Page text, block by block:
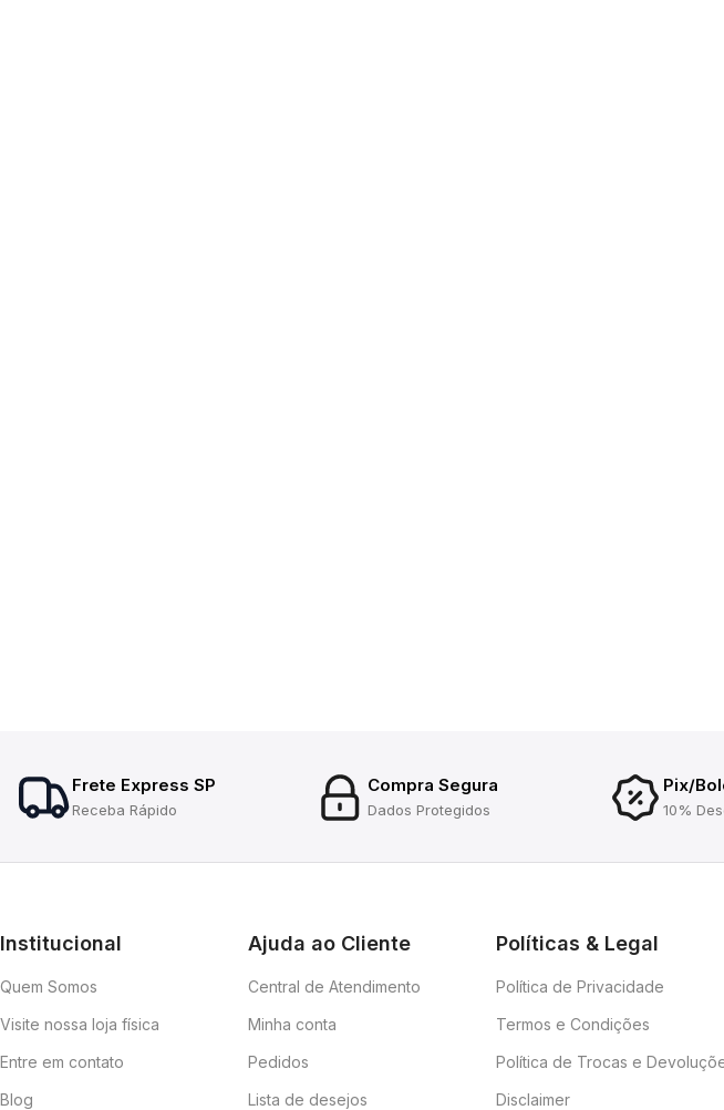
Frete Express SP
Receba Rápido
Compra Segura
Dados Protegidos
Pix/
10%
Institucional
Quem Somos
Visite nossa loja física
Entre em contato
Blog
Ajuda ao Cliente
Central de Atendimento
Minha conta
Pedidos
Lista de desejos
Políticas & Legal
Política de Privacidade
Termos e Condições
Política de Trocas e
Disclaimer